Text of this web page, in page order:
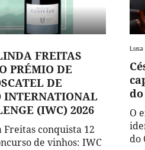
FREITAS
PRÉMIO DE
DE
INTERNATIONAL
(IWC) 2026
Freitas conquista 12
de vinhos: IWC
Lusa
O
do